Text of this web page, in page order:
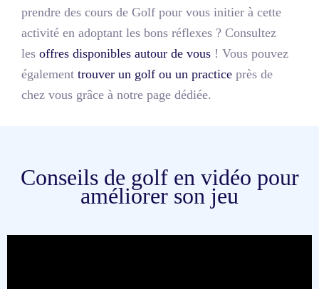
prendre des cours de Golf pour vous initier à cette
activité en adoptant les bons réflexes ? Consultez
les offres disponibles autour de vous ! Vous pouvez
également trouver un golf ou un practice près de
chez vous grâce à notre page dédiée.
Conseils de golf en vidéo pour
améliorer son jeu